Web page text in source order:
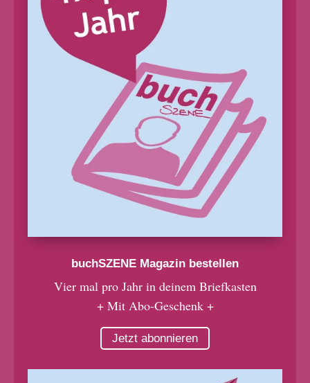
buchSZENE Magazin bestellen
Vier mal pro Jahr in deinem Briefkasten
+ Mit Abo-Geschenk +
Jetzt abonnieren